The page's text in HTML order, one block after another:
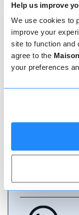
Help us improve
We use cookies to
improve your
site to function and
agree to the
your preferences
Prenotare con
semplice, il
disposizione
o parlate con il
assistenza.